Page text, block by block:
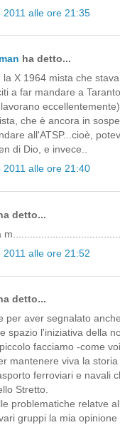
2011 alle ore 21:35
ha detto...
la X 1964 mista che
a far mandare a
che è ancora in
all'ATSP...cioè,
di Dio, e invece..
2011 alle ore 21:40
detto...
2011 alle ore 21:52
detto...
per aver segnalato
spazio l'iniziativa della
facciamo -come
mantenere viva la
ferroviari e navali
Stretto.
problematiche relatve
gruppi la mia